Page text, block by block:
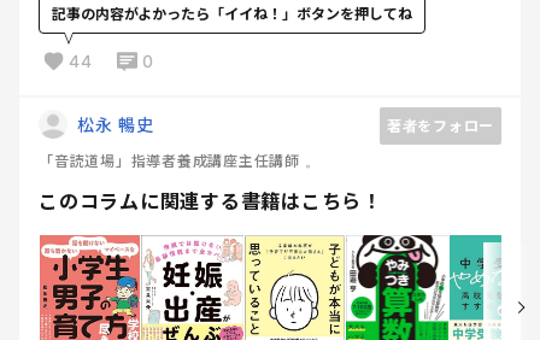
記事の内容がよかったら「イイね！」ボタンを押してね
44 0
松永 暢史
著者をフォロー
「音読道場」指導者養成講座主任講師 。
このコラムに関連する書籍はこちら！